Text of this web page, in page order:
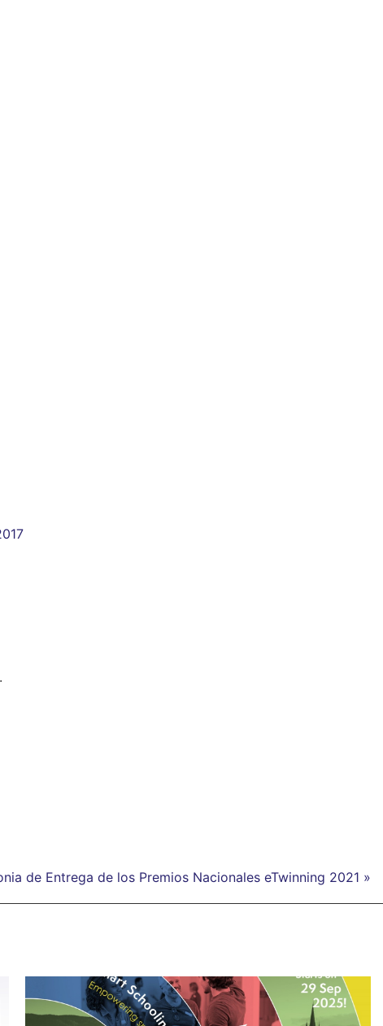
.
de Entrega de los Premios Nacionales eTwinning 2021 »